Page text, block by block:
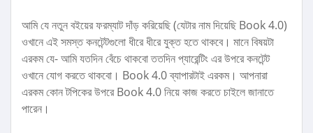
আমি যে নতুন বইয়ের ফরম্যাট দাঁড় করিয়েছি (যেটার নাম দিয়েছি Book 4.0)
ওখানে এই সমস্ত কনটেন্টগুলো ধীরে ধীরে যুক্ত হতে থাকবে। মানে বিষয়টা
এরকম যে- আমি যতদিন বেঁচে থাকবো ততদিন প্যারেন্টিং এর উপরে কনটেন্ট
ওখানে যোগ করতে থাকবো। Book 4.0 ব্যাপারটাই এরকম। আপনারা
এরকম কোন টপিকের উপরে Book 4.0 নিয়ে কাজ করতে চাইলে জানাতে
পারেন।